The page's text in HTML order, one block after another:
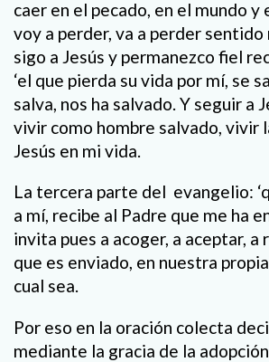
caer en el pecado, en el mundo y
voy a perder, va a perder sentido
sigo a Jesús y permanezco fiel
‘el que pierda su vida por mí, se
salva, nos ha salvado. Y seguir a
vivir como hombre salvado, vivir
Jesús en mi vida.
La tercera parte del evangelio:
a mí, recibe al Padre que me ha
invita pues a acoger, a aceptar, a
que es enviado, en nuestra
cual sea.
Por eso en la oración colecta
mediante la gracia de la